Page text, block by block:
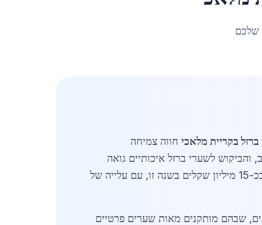
שלכם
בקריית מלאכי חווה צמיחה
לשערי ברזל איכותיים גואה
מוערך בכ-15 מיליון שקלים בשנה זו, עם עלייה של
שבהם מותקנים מאות שערים פרטיים